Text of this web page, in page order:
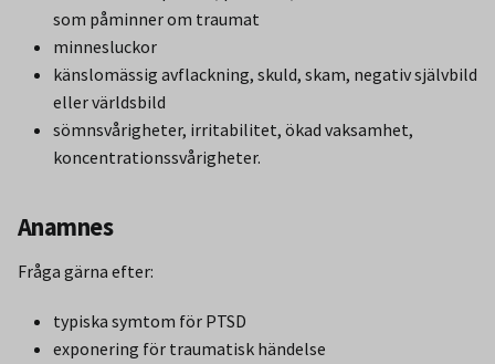
som påminner om traumat
minnesluckor
känslomässig avflackning, skuld, skam, negativ självbild
eller världsbild
sömnsvårigheter, irritabilitet, ökad vaksamhet,
koncentrationssvårigheter.
Anamnes
Fråga gärna efter:
typiska symtom för PTSD
exponering för traumatisk händelse